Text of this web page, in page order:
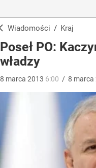
Wiadomości / Kraj
Poseł PO:
władzy
8 marca 2013 6:00 / 8 marca